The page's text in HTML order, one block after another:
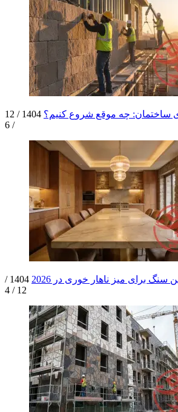
ساختمان: چه موقع شروع کنیم؟
1404 / 12
/ 6
سنگ برای میز ناهار خوری در 2026
1404 /
12 / 4